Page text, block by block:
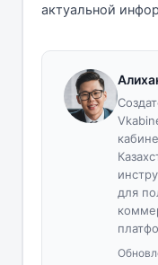
актуальной
для